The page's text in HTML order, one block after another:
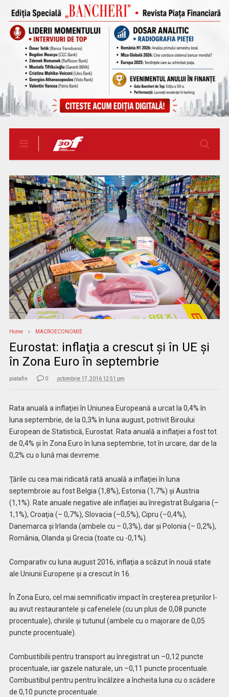
Home MACROECONOMIE
Eurostat: inflaţia a crescut şi în UE şi
în Zona Euro în septembrie
piatafin 0 octombrie 17, 2016 12:51 pm
Rata anuală a inflaţiei în Uniunea Europeană a urcat la 0,4% în
luna septembrie, de la 0,3% în luna august, potrivit Biroului
European de Statistică, Eurostat. Rata anuală a inflaţiei a fost tot
de 0,4% şi în Zona Euro în luna septembrie, tot în urcare, dar de la
0,2% cu o lună mai devreme.
Ţările cu cea mai ridicată rată anuală a inflaţiei în luna
septembroie au fost Belgia (1,8%), Estonia (1,7%) şi Austria
(1,1%). Rate anuale negative ale inflaţiei auînregistrat Bulgaria (–
1,1%), Croaţia (– 0,7%), Slovacia (–0,5%), Cipru (–0,4%),
Danemarca şi Irlanda (ambele cu – 0,3%), dar şi Polonia (– 0,2%),
România, Olanda şi Grecia (toate cu -0,1%).
Comparativ cu luna august 2016, inflaţia a scăzut în nouă state
ale Uniunii Europene şi a crescut în 16.
În Zona Euro, cel mai semnificativ impact în creştereapreţurilorl-
au avut restaurantele şi cafenelele (cu un plus de 0,08 puncte
procentuale), chiriile şi tutunul (ambele cu o majorare de 0,05
puncte procentuale).
Combustibilii pentru transportau înregistrat un –0,12 puncte
procentuale, iargazele naturale, un –0,11 puncte procentuale.
Combustibul pentru pentru încălzire a încheita luna cu o scădere
de 0,10 puncte procentuale.